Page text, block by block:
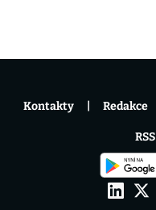
Kontakty Redakce
RSS